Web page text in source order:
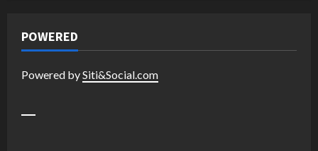
POWERED
Powered bySiti&Social.com